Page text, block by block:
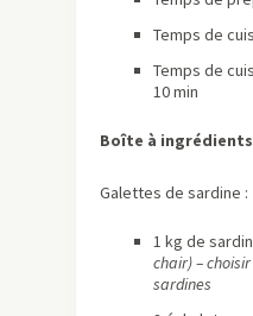
Temps de
Temps de
10 min
Boîte à
Galettes de sardine :
1 kg de
chair) –
sardines